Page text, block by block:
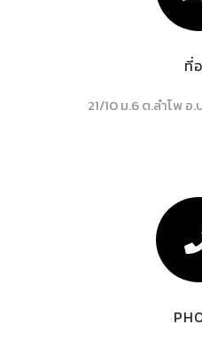
ที่
21/10 ม.6 ต.ลำโพ